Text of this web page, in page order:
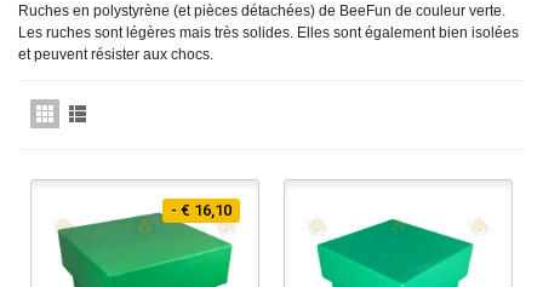
Ruches en polystyrène (et pièces détachées) de BeeFun de couleur verte.
Les ruches sont légères mais très solides. Elles sont également bien isolées
et peuvent résister aux chocs.
- € 16,10